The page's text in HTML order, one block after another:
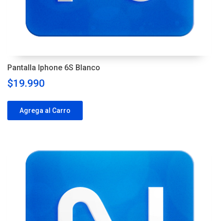
Pantalla Iphone 6S Blanco
$19.990
Agrega al Carro